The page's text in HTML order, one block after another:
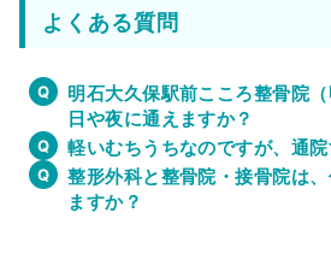
よくある質問
明石大久保駅前こころ整骨院
日や夜に通えますか？
軽いむちうちなのですが、通
整形外科と整骨院・接骨院は
ますか？